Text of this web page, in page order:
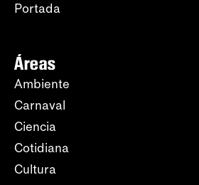
Portada
Áreas
Ambiente
Carnaval
Ciencia
Cotidiana
Cultura